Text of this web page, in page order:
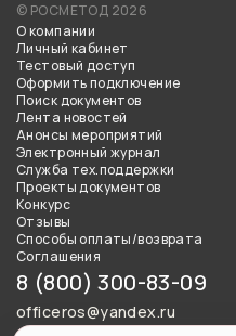
© РОСМЕТОД 2026
О компании
Личный кабинет
Тестовый доступ
Оформить подключение
Поиск документов
Лента новостей
Анонсы мероприятий
Электронный журнал
Служба тех.поддержки
Проекты документов
Конкурс
Отзывы
Способы оплаты/возврата
Соглашения
8 (800) 300-83-09
officeros@yandex.ru